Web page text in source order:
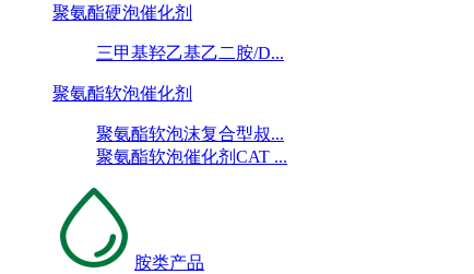
聚氨酯硬泡催化剂
三甲基羟乙基乙二胺/D...
聚氨酯软泡催化剂
聚氨酯软泡沫复合型叔...
聚氨酯软泡催化剂CAT ...
胺类产品